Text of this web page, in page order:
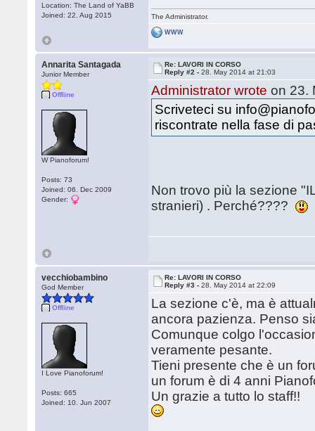
Location: The Land of YaBB
Joined: 22. Aug 2015
The Administrator.
WWW
Annarita Santagada
Junior Member
Offline
W Pianoforum!
Posts: 73
Joined: 06. Dec 2009
Gender:
Re: LAVORI IN CORSO
Reply #2 -28. May 2014 at 21:03
Administrator wrote on 23.
Scriveteci su
riscontrate nella fase di
Non trovo più la sezione
stranieri) . Perché????
vecchiobambino
God Member
Offline
I Love Pianoforum!
Posts: 665
Joined: 10. Jun 2007
Re: LAVORI IN CORSO
Reply #3 -28. May 2014 at 22:09
La sezione c'è, ma è
ancora pazienza. Penso
Comunque colgo
veramente pesante.
Tieni presente che è un
un forum è di 4 anni
Un grazie a tutto lo staff!!